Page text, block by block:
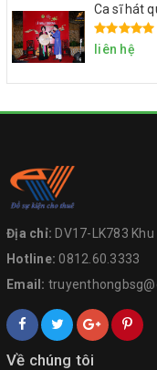
Ca sĩ hát
liên hệ
Địa chỉ: DV17-LK783
Hotline:0812.60.3333
Email:
Về chúng tôi